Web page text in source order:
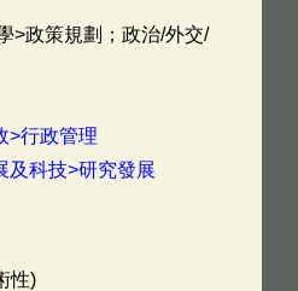
>政策規劃；政治/外交/
>行政管理
及科技>研究發展
性)